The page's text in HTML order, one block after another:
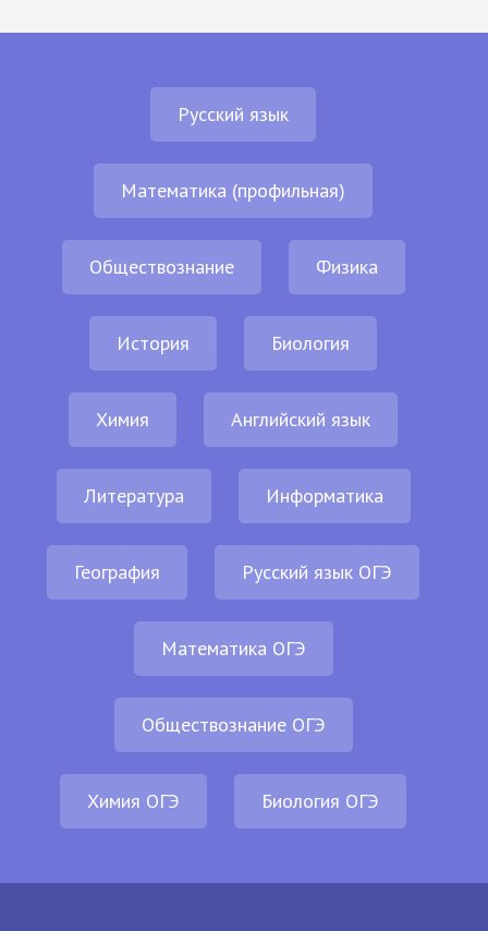
Русский язык
Математика (профильная)
Обществознание Физика
История Биология
Химия Английский язык
Литература Информатика
География Русский язык ОГЭ
Математика ОГЭ
Обществознание ОГЭ
Химия ОГЭ Биология ОГЭ